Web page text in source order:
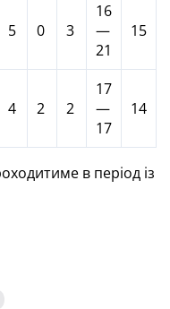
5 0 3
16
—
21
15
4 2 2
17
—
17
14
в період із